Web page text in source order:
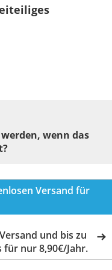
wenn das
Versand für
Versand und bis zu
für nur 8,90€/Jahr.